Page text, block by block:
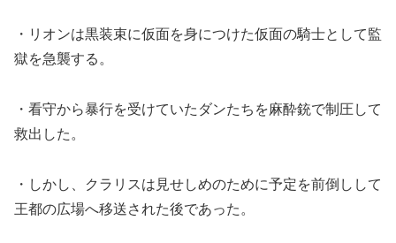
・リオンは黒装束に仮面を身につけた仮面の騎士として監
獄を急襲する。
・看守から暴行を受けていたダンたちを麻酔銃で制圧して
救出した。
・しかし、クラリスは見せしめのために予定を前倒しして
王都の広場へ移送された後であった。